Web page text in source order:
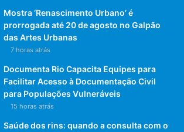
Mostra ‘Renascimento Urbano’ é
prorrogada até 20 de agosto no Galpão
das Artes Urbanas
7 horas atrás
Documenta Rio Capacita Equipes para
Facilitar Acesso à Documentação Civil
para Populações Vulneráveis
15 horas atrás
Saúde dos rins: quando a consulta com o